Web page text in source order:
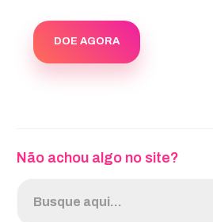
DOE AGORA
Não achou algo no site?